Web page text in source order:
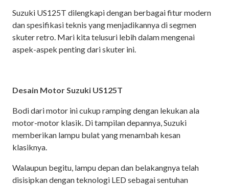
Suzuki US125T dilengkapi dengan berbagai fitur modern
dan spesifikasi teknis yang menjadikannya di segmen
skuter retro. Mari kita telusuri lebih dalam mengenai
aspek-aspek penting dari skuter ini.
Desain Motor Suzuki US125T
Bodi dari motor ini cukup ramping dengan lekukan ala
motor-motor klasik. Di tampilan depannya, Suzuki
memberikan lampu bulat yang menambah kesan
klasiknya.
Walaupun begitu, lampu depan dan belakangnya telah
disisipkan dengan teknologi LED sebagai sentuhan